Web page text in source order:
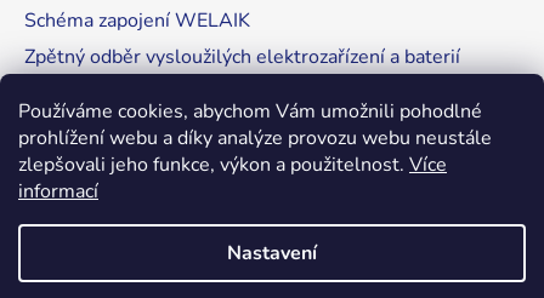
Používáme cookies, abychom Vám umožnili pohodlné
prohlížení webu a díky analýze provozu webu neustále
zlepšovali jeho funkce, výkon a použitelnost. Více
informací
Nastavení
Schéma zapojení WELAIK
Zpětný odběr vysloužilých elektrozařízení a baterií
RozsvítímeSvět.cz